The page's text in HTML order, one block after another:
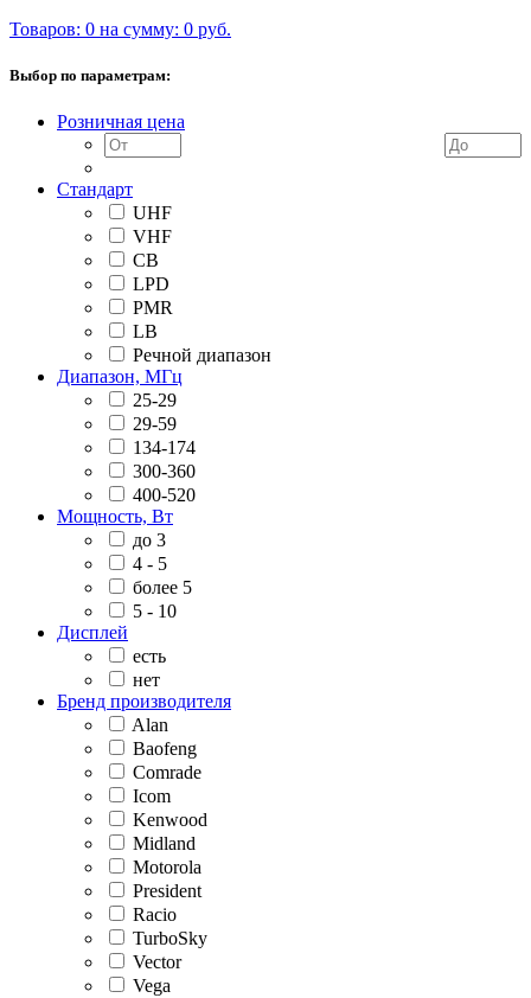
Товаров: 0 на сумму: 0 руб.
Выбор по параметрам:
Розничная цена
Стандарт
UHF
VHF
CB
LPD
PMR
LB
Речной диапазон
Диапазон, МГц
25-29
29-59
134-174
300-360
400-520
Мощность, Вт
до 3
4 - 5
более 5
5 - 10
Дисплей
есть
нет
Бренд производителя
Alan
Baofeng
Comrade
Icom
Kenwood
Midland
Motorola
President
Racio
TurboSky
Vector
Vega